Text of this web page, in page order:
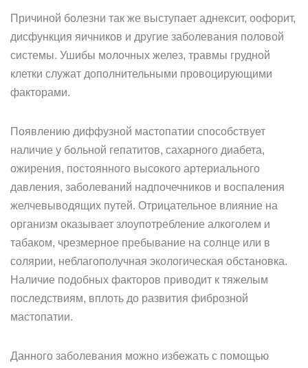
Причиной болезни так же выступает аднексит, оофорит,
дисфункция яичников и другие заболевания половой
системы. Ушибы молочных желез, травмы грудной
клетки служат дополнительными провоцирующими
факторами.
Появлению диффузной мастопатии способствует
наличие у больной гепатитов, сахарного диабета,
ожирения, постоянного высокого артериального
давления, заболеваний надпочечников и воспаления
желчевыводящих путей. Отрицательное влияние на
организм оказывает злоупотребление алкоголем и
табаком, чрезмерное пребывание на солнце или в
солярии, неблагополучная экологическая обстановка.
Наличие подобных факторов приводит к тяжелым
последствиям, вплоть до развития фиброзной
мастопатии.
Данного заболевания можно избежать с помощью